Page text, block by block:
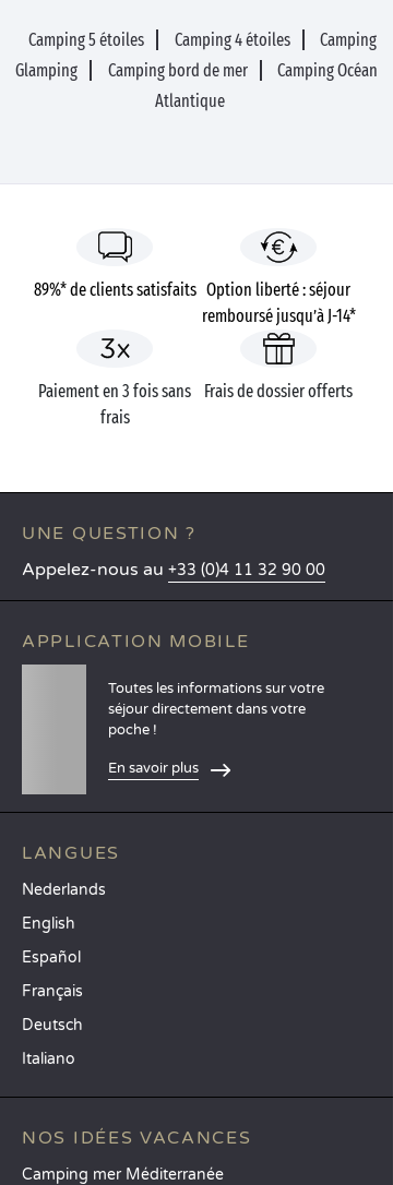
Camping 5 étoiles Camping 4 étoiles
Camping
Glamping
Camping bord de mer
Camping Océan
Atlantique
89%* de clients satisfaits Option liberté : séjour
remboursé jusqu’à J-14*
Paiement en 3 fois sans
frais
Frais de dossier offerts
UNE QUESTION ?
Appelez-nous au +33 (0)4 11 32 90 00
APPLICATION MOBILE
Toutes les informations sur votre
séjour directement dans votre
poche !
En savoir plus
LANGUES
Nederlands
English
Español
Français
Deutsch
Italiano
NOS IDÉES VACANCES
Camping mer Méditerranée